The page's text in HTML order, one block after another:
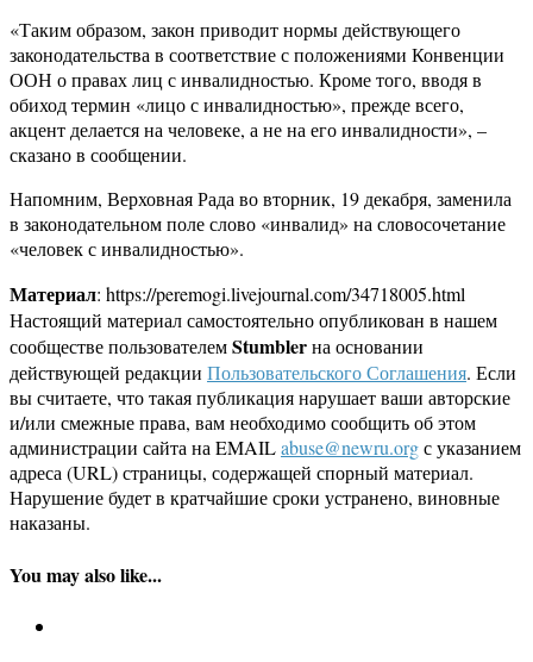
«Таким образом, закон приводит нормы действующего
законодательства в соответствие с положениями Конвенции
ООН о правах лиц с инвалидностью. Кроме того, вводя в
обиход термин «лицо с инвалидностью», прежде всего,
акцент делается на человеке, а не на его инвалидности», –
сказано в сообщении.
Напомним, Верховная Рада во вторник, 19 декабря, заменила
в законодательном поле слово «инвалид» на словосочетание
«человек с инвалидностью».
Материал: https://peremogi.livejournal.com/34718005.html
Настоящий материал самостоятельно опубликован в нашем
сообществе пользователемStumblerна основании
действующей редакции Пользовательского Соглашения. Если
вы считаете, что такая публикация нарушает ваши авторские
и/или смежные права, вам необходимо сообщить об этом
администрации сайта на EMAILabuse@newru.orgс указанием
адреса (URL) страницы, содержащей спорный материал.
Нарушение будет в кратчайшие сроки устранено, виновные
наказаны.
You may also like...